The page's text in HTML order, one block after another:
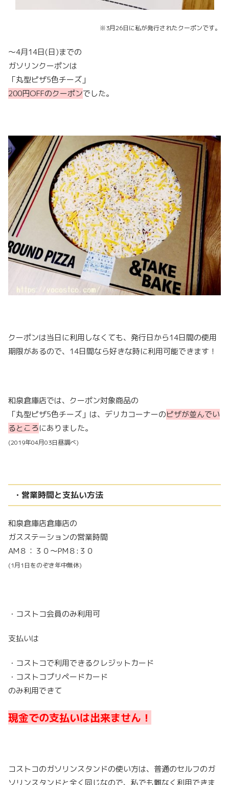
※3月26日に私が発行されたクーポンです。
～4月14日(日)までの
ガソリンクーポンは
「丸型ピザ5色チーズ」
200円OFFのクーポンでした。
クーポンは当日に利用しなくても、発行日から14日間の使用
期限があるので、14日間なら好きな時に利用可能できます！
和泉倉庫店では、クーポン対象商品の
「丸型ピザ5色チーズ」は、デリカコーナーのピザが並んでい
るところにありました。
(2019年04月03日昼調べ)
・営業時間と支払い方法
和泉倉庫店倉庫店の
ガスステーションの営業時間
AM８：３０～PM８:３０
(1月1日をのぞき年中無休)
・コストコ会員のみ利用可
支払いは
・コストコで利用できるクレジットカード
・コストコプリペードカード
のみ利用できて
現金での支払いは出来ません！
コストコのガソリンスタンドの使い方は、普通のセルフのガ
ソリンスタンドと全く同じなので、私でも難なく利用できま